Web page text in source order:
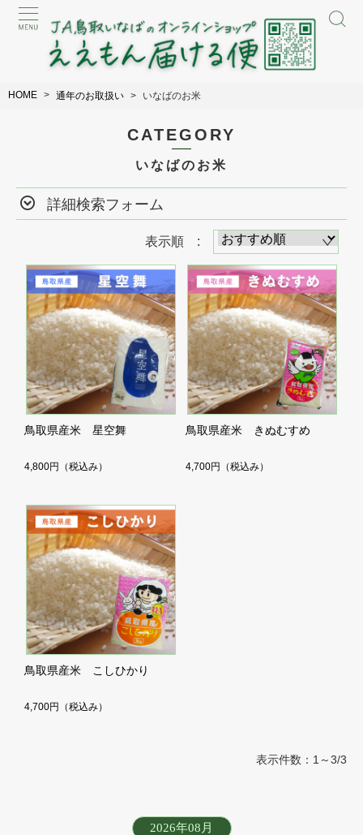
HOME 通年のお取扱い いなばのお米
CATEGORY
いなばのお米
詳細検索フォーム
表示順 :
鳥取県産米 星空舞
4,800円 （税込み）
鳥取県産米 きぬむすめ
4,700円 （税込み）
鳥取県産米 こしひかり
4,700円 （税込み）
表示件数：1～3/3
2026年08月